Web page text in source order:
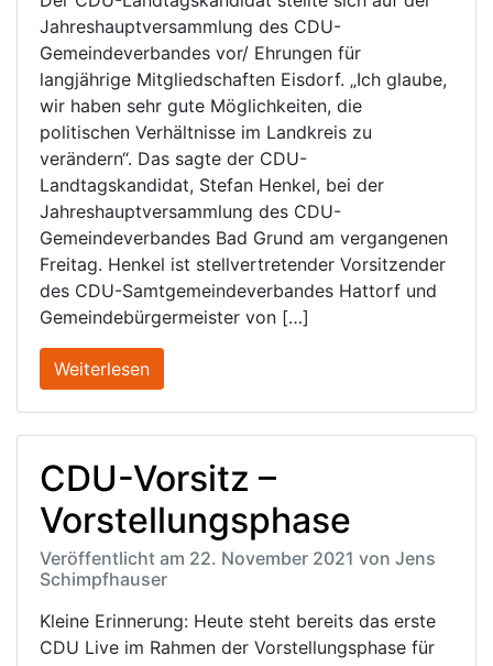
Jahreshauptversammlung des CDU-
Gemeindeverbandes vor/ Ehrungen für
langjährige Mitgliedschaften Eisdorf. „Ich glaube,
wir haben sehr gute Möglichkeiten, die
politischen Verhältnisse im Landkreis zu
verändern“. Das sagte der CDU-
Landtagskandidat, Stefan Henkel, bei der
Jahreshauptversammlung des CDU-
Gemeindeverbandes Bad Grund am vergangenen
Freitag. Henkel ist stellvertretender Vorsitzender
des CDU-Samtgemeindeverbandes Hattorf und
Gemeindebürgermeister von […]
Weiterlesen
CDU-Vorsitz –
Vorstellungsphase
Veröffentlicht am 22. November 2021 von Jens
Schimpfhauser
Kleine Erinnerung: Heute steht bereits das erste
CDU Live im Rahmen der Vorstellungsphase für